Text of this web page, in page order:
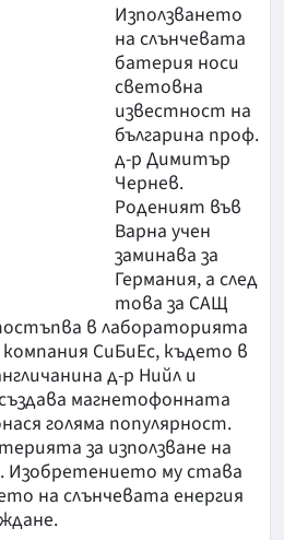
Използването
на слънчевата
батерия носи
световна
известност на
българина проф.
д-р Димитър
Чернев.
Роденият във
Варна учен
заминава за
Германия, а след
това за САЩ
в лабораторията
СиБиЕс, където в
д-р Нийл и
магнетофонната
голяма популярност.
за използване на
Изобретението му става
на слънчевата енергия